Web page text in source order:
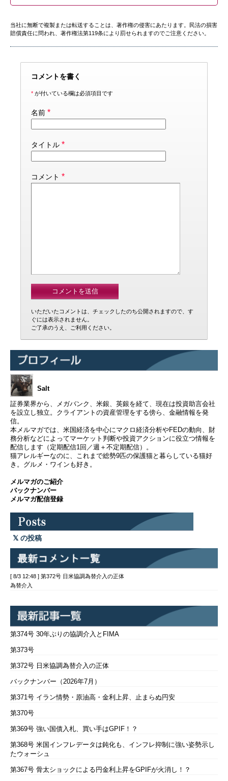
当社に無断で複製または転送することは、著作権の侵害にあたります。民法の損害
賠償責任に問われ、著作権法第119条により罰せられますのでご注意ください。
コメントを書く
* が付いている欄は必須項目です
名前 *
タイトル *
コメント *
いただいたコメントは、チェックしたのち公開されますので、す
ぐには表示されません。
ご了承のうえ、ご利用ください。
Salt
証券業界から、メガバンク、米銀、英銀を経て、現在は投資助言会社
を設立し独立。クライアントの資産管理をする傍ら、金融情報を発
信。
本メルマガでは、米国経済を中心にマクロ経済分析やFEDの動向、財
務分析などによってマーケット判断や投資アクションに役立つ情報を
配信します（定期配信1回／週＋不定期配信）。
猫アレルギーなのに、これまで総勢9匹の保護猫と暮らしている猫好
き。グルメ・ワインも好き。
メルマガのご紹介
バックナンバー
メルマガ配信登録
の投稿
[ 8/3 12:48 ] 第372号 日米協調為替介入の正体
為替介入
第374号 30年ぶりの協調介入とFIMA
第373号
第372号 日米協調為替介入の正体
バックナンバー（2026年7月）
第371号 イラン情勢・原油高・金利上昇、止まらぬ円安
第370号
第369号 強い国債入札、買い手はGPIF！？
第368号 米国インフレデータは鈍化も、インフレ抑制に強い姿勢示し
たウォーシュ
第367号 骨太ショックによる円金利上昇をGPIFが火消し！？